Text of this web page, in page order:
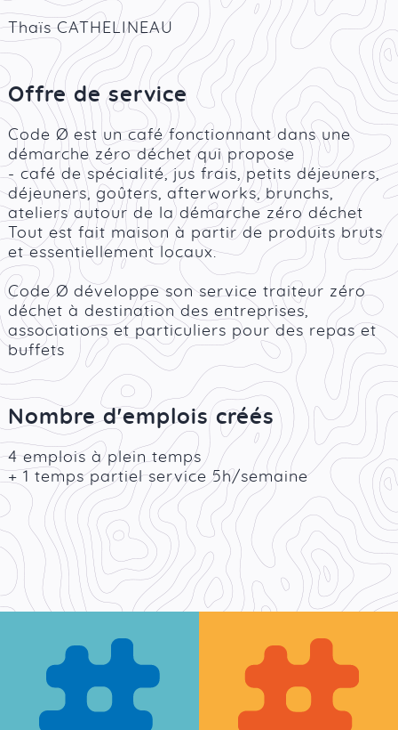
Thaïs CATHELINEAU
Offre de service
Code Ø est un café fonctionnant dans une
démarche zéro déchet qui propose
- café de spécialité, jus frais, petits déjeuners,
déjeuners, goûters, afterworks, brunchs,
ateliers autour de la démarche zéro déchet
Tout est fait maison à partir de produits bruts
et essentiellement locaux.
Code Ø développe son service traiteur zéro
déchet à destination des entreprises,
associations et particuliers pour des repas et
buffets
Nombre d'emplois créés
4 emplois à plein temps
+ 1 temps partiel service 5h/semaine